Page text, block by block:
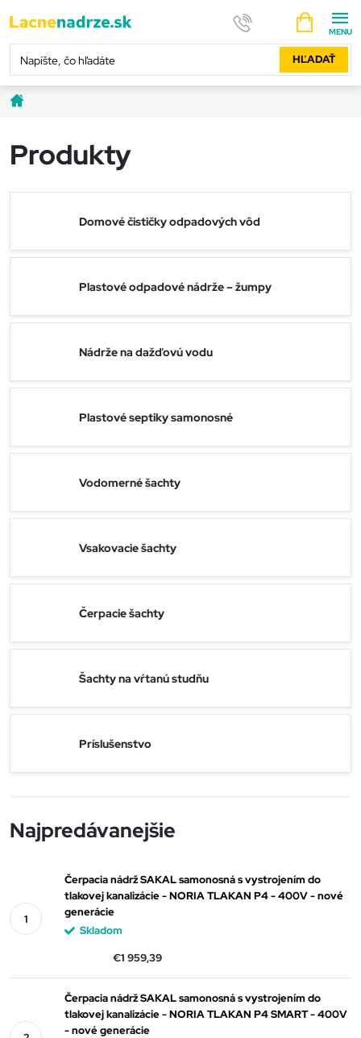
na
obsah
HĽADAŤ
NÁKUPNÝ
KOŠÍK
Domov
Produkty
Domové čističky odpadových vôd
Plastové odpadové nádrže – žumpy
Nádrže na dažďovú vodu
Plastové septiky samonosné
Vodomerné šachty
Vsakovacie šachty
Čerpacie šachty
Šachty na vŕtanú studňu
Príslušenstvo
Najpredávanejšie
Čerpacia nádrž SAKAL samonosná s vystrojením do
tlakovej kanalizácie - NORIA TLAKAN P4 - 400V - nové
generácie
Skladom
€1 959,39
Čerpacia nádrž SAKAL samonosná s vystrojením do
tlakovej kanalizácie - NORIA TLAKAN P4 SMART - 400V
- nové generácie